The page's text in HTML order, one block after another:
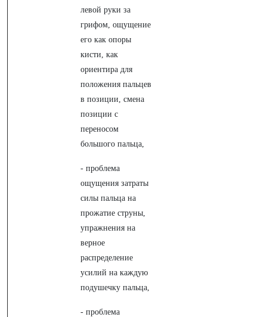
левой руки за
грифом, ощущение
его как опоры
кисти, как
ориентира для
положения пальцев
в позиции, смена
позиции с
переносом
большого пальца,
- проблема
ощущения затраты
силы пальца на
прожатие струны,
упражнения на
верное
распределение
усилий на каждую
подушечку пальца,
- проблема